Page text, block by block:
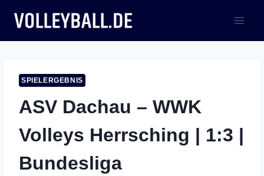
Inhalt
springen
SPIELERGEBNIS
ASV Dachau – WWK
Volleys Herrsching | 1:3 |
Bundesliga